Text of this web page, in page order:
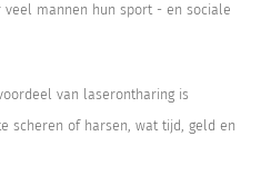
mannen hun sport - en sociale
van laserontharing is
scheren of harsen, wat tijd, geld en